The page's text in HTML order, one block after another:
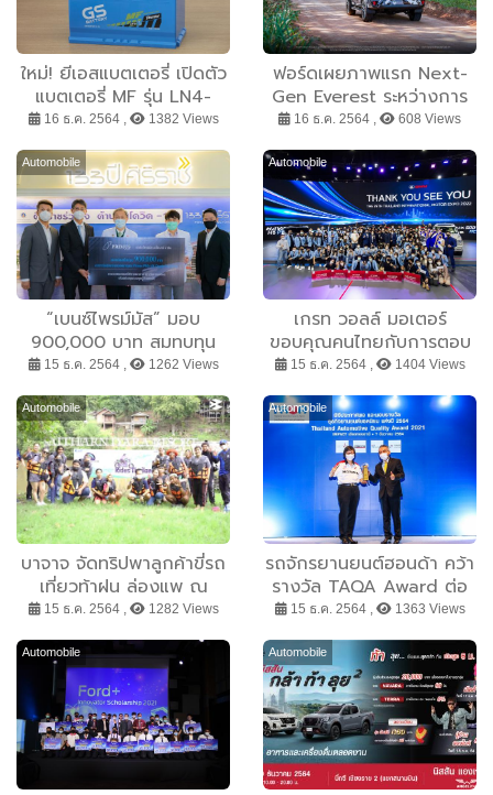
ใหม่! ยีเอสแบตเตอรี่ เปิดตัว
แบตเตอรี่ MF รุ่น LN4-
DIN90 EFB นวัตกรรมใหม่
ระบบ ISS โดยเฉพาะ
16 ธ.ค. 2564 , 1382 Views
ฟอร์ดเผยภาพแรก Next-
Gen Everest ระหว่างการ
ทดสอบขั้นสุดท้าย
16 ธ.ค. 2564 , 608 Views
Automobile
“เบนซ์ไพรม์มัส” มอบ
900,000 บาท สมทบทุน
คณะแพทยศาสตร์ศิริราช
“Primus Pro-Am Charity
Invitation”
15 ธ.ค. 2564 , 1262 Views
Automobile
เกรท วอลล์ มอเตอร์
ขอบคุณคนไทยกับการตอบ
รับอย่างท่วมท้น ในการจัด
งานมหกรรมยานยนต์ ครั้งที่
38 พร้อมเดินหน้าสู่การเป็น
ผู้นำด้านยานยนต์ไฟฟ้าของ
ไทยอย่างเต็มที่
15 ธ.ค. 2564 , 1404 Views
Automobile
บาจาจ จัดทริปพาลูกค้าขี่รถ
เที่ยวท้าฝน ล่องแพ ณ
จังหวัดกาญจนบุรี Bajaj
Dominar Rides #10-11
15 ธ.ค. 2564 , 1282 Views
Automobile
รถจักรยานยนต์ฮอนด้า คว้า
รางวัล TAQA Award ต่อ
เนื่อง 11 ปีซ้อน
15 ธ.ค. 2564 , 1363 Views
Automobile Automobile